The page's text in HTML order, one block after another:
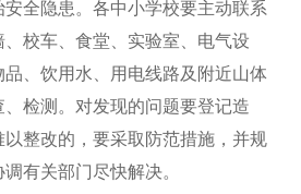
全隐患。各中小学校要主动联系
校车、食堂、实验室、电气设
、饮用水、用电线路及附近山体
检测。对发现的问题要登记造
整改的，要采取防范措施，并规
有关部门尽快解决。